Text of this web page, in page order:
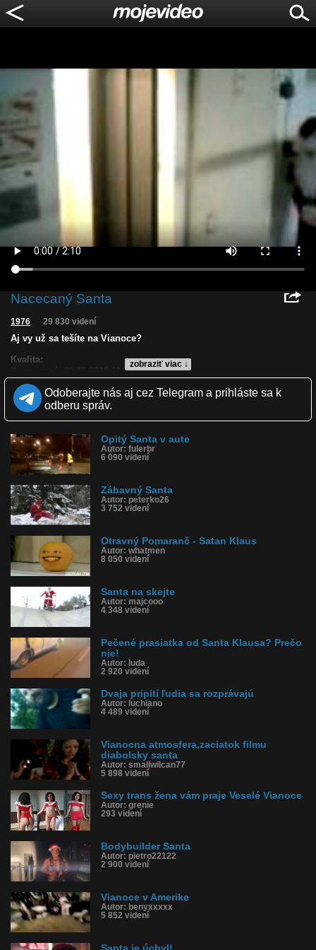
Nacecaný Santa
zobraziť viac ↓
1976 29 830 videní
Aj vy už sa tešíte na Vianoce?
Kvalita:
Zverejnené: 20.11.2010 11:32
Páči sa: 92% (87 hlasov)
Obľúbené: 56
Komentárov: 116
Tagy: vianoce, santa klaus, alkohol, opitý, pripitý, veselý
História sledovanosti videa:
Odoberajte nás aj cez Telegram a prihláste sa k
odberu správ.
Opitý Santa v aute
Autor: fulerbr
6 090 videní
Zábavný Santa
Autor: peterko26
3 752 videní
Otravný Pomaranč - Satan Klaus
Autor: whatmen
8 050 videní
Santa na skejte
Autor: majcooo
4 348 videní
Pečené prasiatka od Santa Klausa? Prečo
nie!
Autor: luda
2 920 videní
Dvaja pripití ľudia sa rozprávajú
Autor: luchiano
4 489 videní
Vianocna atmosfera,zaciatok filmu
diabolsky santa
Autor: smallwilcan77
5 898 videní
Sexy trans žena vám praje Veselé Vianoce
Autor: grenie
293 videní
Bodybuilder Santa
Autor: pietro22122
2 900 videní
Vianoce v Amerike
Autor: benyxxxxx
5 852 videní